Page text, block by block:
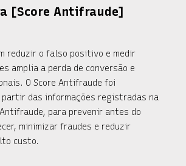
[Score Antifraude]
reduzir o falso positivo e medir
amplia a perda de conversão e
O Score Antifraude foi
partir das informações registradas na
para prevenir antes do
minimizar fraudes e reduzir
custo.